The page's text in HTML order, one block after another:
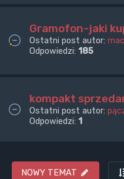
Gramofon-jaki
Ostatni post autor:
Odpowiedzi: 185
kompakt
Ostatni post autor:
Odpowiedzi: 1
NOWY TEMAT